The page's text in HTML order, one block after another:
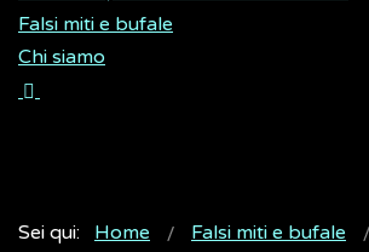
Falsi miti e bufale
Chi siamo
Sei qui: Home
Falsi miti e bufale